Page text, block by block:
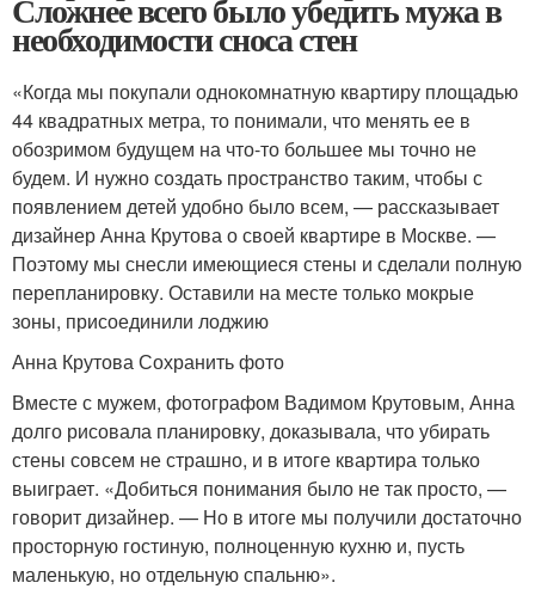
необходимости сноса стен
«Когда мы покупали однокомнатную квартиру площадью
44 квадратных метра, то понимали, что менять ее в
обозримом будущем на что-то большее мы точно не
будем. И нужно создать пространство таким, чтобы с
появлением детей удобно было всем, — рассказывает
дизайнер Анна Крутова о своей квартире в Москве. —
Поэтому мы снесли имеющиеся стены и сделали полную
перепланировку. Оставили на месте только мокрые
зоны, присоединили лоджию
Анна Крутова Сохранить фото
Вместе с мужем, фотографом Вадимом Крутовым, Анна
долго рисовала планировку, доказывала, что убирать
стены совсем не страшно, и в итоге квартира только
выиграет. «Добиться понимания было не так просто, —
говорит дизайнер. — Но в итоге мы получили достаточно
просторную гостиную, полноценную кухню и, пусть
маленькую, но отдельную спальню».